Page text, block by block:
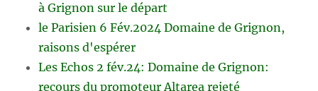
à Grignon sur le départ
le Parisien 6 Fév.2024 Domaine de Grignon,
raisons d'espérer
Les Echos 2 fév.24: Domaine de Grignon:
recours du promoteur Altarea rejeté